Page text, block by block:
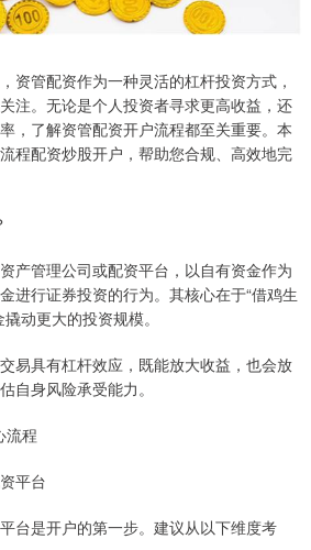
资管配资作为一种灵活的杠杆投资方式，
注。无论是个人投资者寻求更高收益，还
，了解资管配资开户流程都至关重要。本
程配资炒股开户，帮助您合规、高效地完
产管理公司或配资平台，以自有资金作为
进行证券投资的行为。其核心在于“借鸡生
动更大的投资规模。
易具有杠杆效应，既能放大收益，也会放
自身风险承受能力。
流程
平台
台是开户的第一步。建议从以下维度考